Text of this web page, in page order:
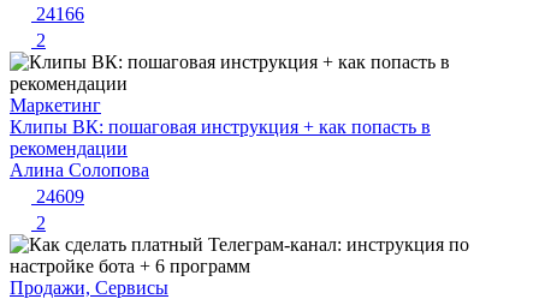
24166
2
Маркетинг
Клипы ВК: пошаговая инструкция + как попасть в
рекомендации
Алина Солопова
24609
2
Продажи, Сервисы